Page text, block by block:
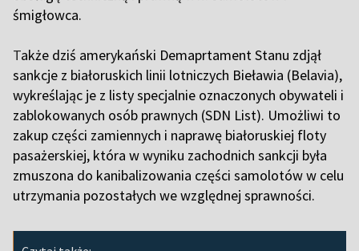
śmigłowca.
Także dziś amerykański Demaprtament Stanu zdjął
sankcje z białoruskich linii lotniczych Bieławia (Belavia),
wykreślając je z listy specjalnie oznaczonych obywateli i
zablokowanych osób prawnych (SDN List). Umożliwi to
zakup części zamiennych i naprawę białoruskiej floty
pasażerskiej, która w wyniku zachodnich sankcji była
zmuszona do kanibalizowania części samolotów w celu
utrzymania pozostałych we względnej sprawności.